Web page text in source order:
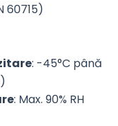
60715)
: -45°C până
: Max. 90% RH